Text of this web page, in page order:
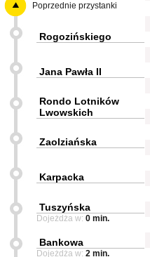
Poprzednie przystanki
Rogozińskiego
Jana Pawła II
Rondo Lotników
Lwowskich
Zaolziańska
Karpacka
Tuszyńska
Dojeżdża w: 0 min.
Bankowa
Dojeżdża w: 2 min.